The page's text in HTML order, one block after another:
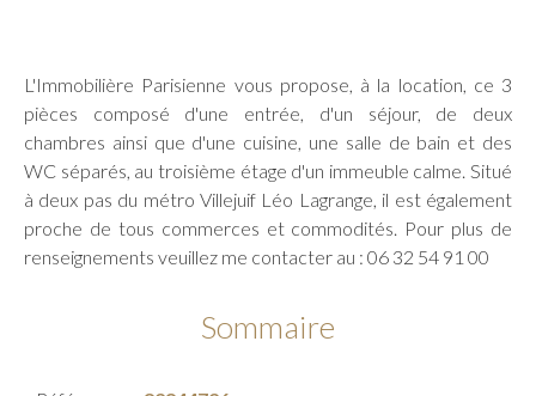
L'Immobilière Parisienne vous propose, à la location, ce 3
pièces composé d'une entrée, d'un séjour, de deux
chambres ainsi que d'une cuisine, une salle de bain et des
WC séparés, au troisième étage d'un immeuble calme. Situé
à deux pas du métro Villejuif Léo Lagrange, il est également
proche de tous commerces et commodités. Pour plus de
renseignements veuillez me contacter au : 06 32 54 91 00
Sommaire